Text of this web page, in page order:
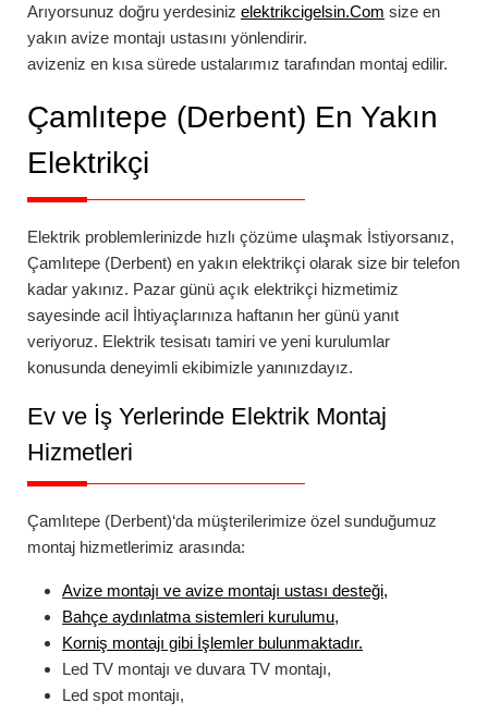
Arıyorsunuz doğru yerdesiniz elektrikcigelsin.Com size en
yakın avize montajı ustasını yönlendirir.
avizeniz en kısa sürede ustalarımız tarafından montaj edilir.
Çamlıtepe (Derbent) En Yakın
Elektrikçi
Elektrik problemlerinizde hızlı çözüme ulaşmak İstiyorsanız,
Çamlıtepe (Derbent) en yakın elektrikçi olarak size bir telefon
kadar yakınız. Pazar günü açık elektrikçi hizmetimiz
sayesinde acil İhtiyaçlarınıza haftanın her günü yanıt
veriyoruz. Elektrik tesisatı tamiri ve yeni kurulumlar
konusunda deneyimli ekibimizle yanınızdayız.
Ev ve İş Yerlerinde Elektrik Montaj
Hizmetleri
Çamlıtepe (Derbent)‘da müşterilerimize özel sunduğumuz
montaj hizmetlerimiz arasında:
Avize montajı ve avize montajı ustası desteği,
Bahçe aydınlatma sistemleri kurulumu,
Korniş montajı gibi İşlemler bulunmaktadır.
Led TV montajı ve duvara TV montajı,
Led spot montajı,